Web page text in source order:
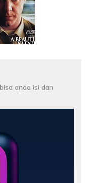
anda isi dan